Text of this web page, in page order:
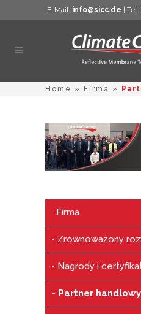
E-Mail: info@sicc.de | Tel.:
Home » Firma »
Firma
Zrównoważony
Nagrody i
Partner handlowy